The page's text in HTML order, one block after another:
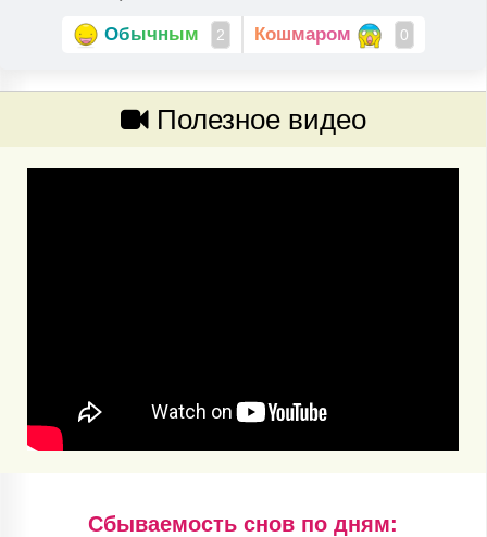
Обычным 2 Кошмаром 0
Полезное видео
Cбываемость снов по дням: